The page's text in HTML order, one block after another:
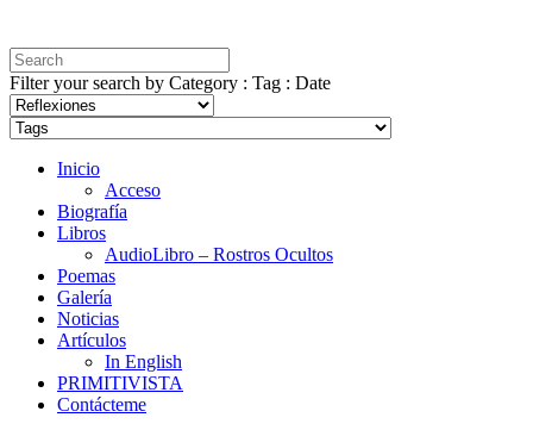
Filter your search by Category : Tag : Date
Inicio
Acceso
Biografía
Libros
AudioLibro – Rostros Ocultos
Poemas
Galería
Noticias
Artículos
In English
PRIMITIVISTA
Contácteme